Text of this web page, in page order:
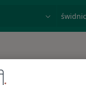
lub nazwisko